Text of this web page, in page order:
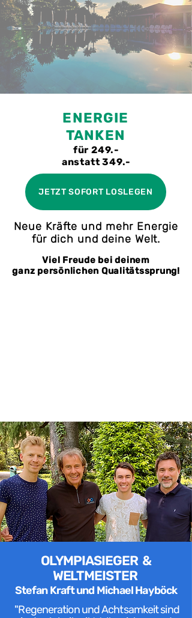
ENERGIE
TANKEN
für 249.-
anstatt 349.-
JETZT SOFORT LOSLEGEN
Neue Kräfte und mehr Energie
für dich und deine Welt.
Viel Freude bei deinem
ganz persönlichen Qualitätssprung!
OLYMPIASIEGER &
WELTMEISTER
Stefan Kraft und Michael Hayböck
"Regeneration und Achtsamkeit sind